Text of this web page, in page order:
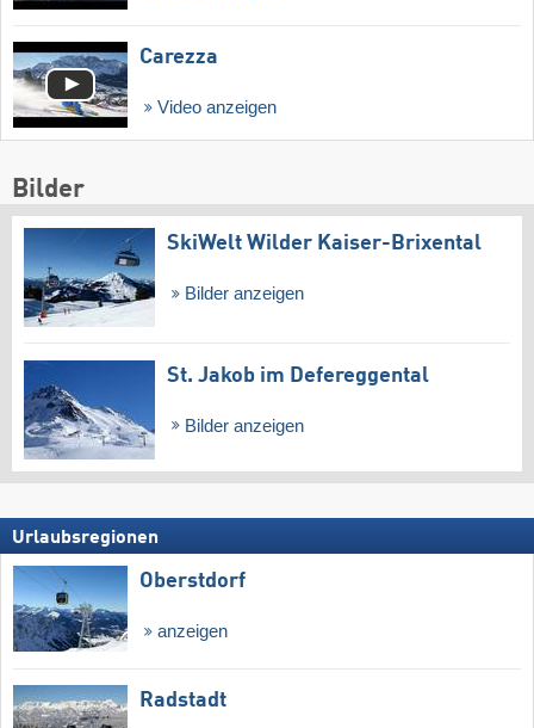
Carezza
Video anzeigen
Bilder
SkiWelt Wilder Kaiser-Brixental
Bilder anzeigen
St. Jakob im Defereggental
Bilder anzeigen
Urlaubsregionen
Oberstdorf
anzeigen
Radstadt